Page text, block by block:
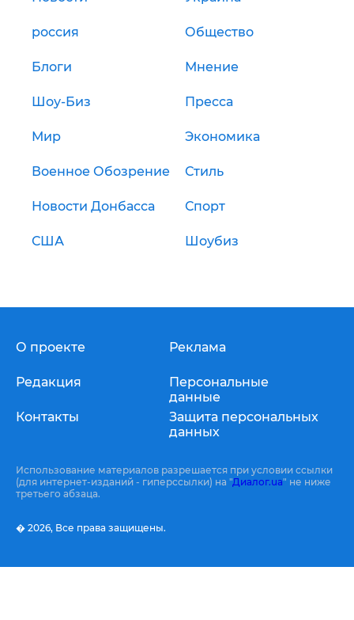
россия Общество
Блоги Мнение
Шоу-Биз Пресса
Мир Экономика
Военное Обозрение Стиль
Новости Донбасса Спорт
США Шоубиз
О проекте
Редакция
Контакты
Реклама
Персональные
данные
Защита персональных
данных
Использование материалов разрешается при условии ссылки
(для интернет-изданий - гиперссылки) на "Диалог.ua" не ниже
третьего абзаца.
� 2026, Все права защищены.